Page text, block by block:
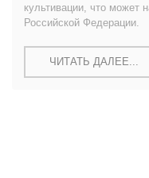
культивации, что может
Российской Федерации.
ЧИТАТЬ ДАЛЕЕ...